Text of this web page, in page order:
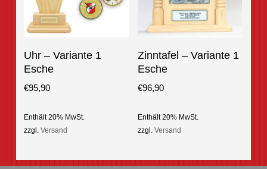
Optionen Auswählen
product
has
multiple
variants.
options
may
chosen
Uhr – Variante 1
Esche
€95,90
Enthält 20% MwSt.
zzgl.Versand
In Den Warenkorb
Zinntafel – Variante 1
Esche
€96,90
Enthält 20% MwSt.
zzgl. Versand